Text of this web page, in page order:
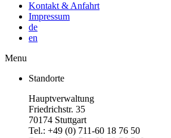
Kontakt & Anfahrt
Impressum
de
en
Menu
Standorte
Hauptverwaltung
Friedrichstr. 35
70174 Stuttgart
Tel.: +49 (0) 711-60 18 76 50